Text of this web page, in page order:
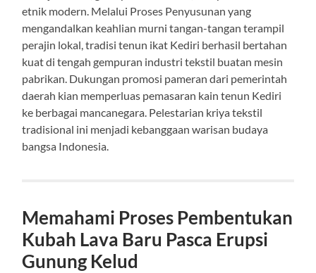
etnik modern. Melalui Proses Penyusunan yang
mengandalkan keahlian murni tangan-tangan terampil
perajin lokal, tradisi tenun ikat Kediri berhasil bertahan
kuat di tengah gempuran industri tekstil buatan mesin
pabrikan. Dukungan promosi pameran dari pemerintah
daerah kian memperluas pemasaran kain tenun Kediri
ke berbagai mancanegara. Pelestarian kriya tekstil
tradisional ini menjadi kebanggaan warisan budaya
bangsa Indonesia.
Memahami Proses Pembentukan
Kubah Lava Baru Pasca Erupsi
Gunung Kelud